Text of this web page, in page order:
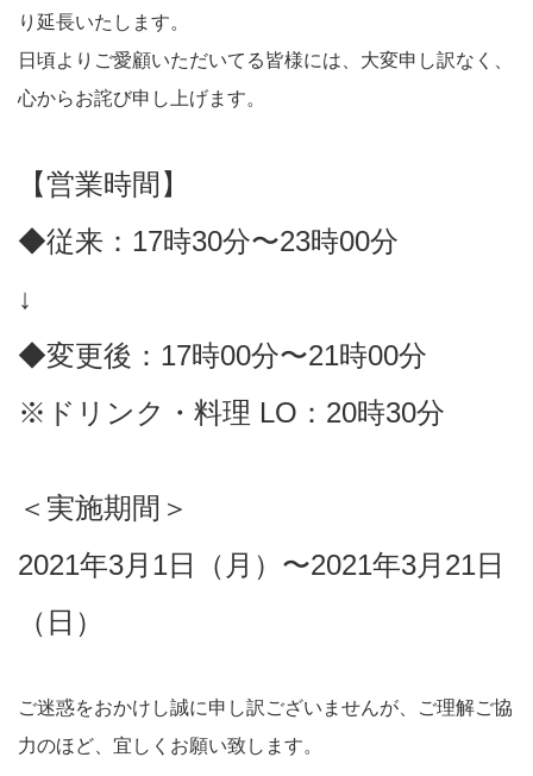
り延長いたします。
日頃よりご愛顧いただいてる皆様には、大変申し訳なく、
心からお詫び申し上げます。
【営業時間】
◆従来：17時30分〜23時00分
↓
◆変更後：17時00分〜21時00分
※ドリンク・料理 LO：20時30分
＜実施期間＞
2021年3月1日（月）〜2021年3月21日
（日）
ご迷惑をおかけし誠に申し訳ございませんが、ご理解ご協
力のほど、宜しくお願い致します。